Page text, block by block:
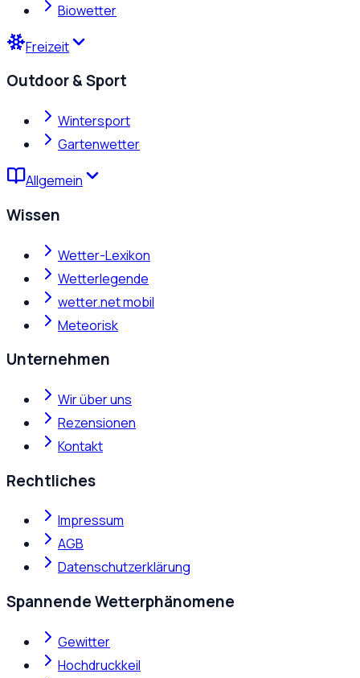
Biowetter
Freizeit
Outdoor & Sport
Wintersport
Gartenwetter
Allgemein
Wissen
Wetter-Lexikon
Wetterlegende
wetter.net mobil
Meteorisk
Unternehmen
Wir über uns
Rezensionen
Kontakt
Rechtliches
Impressum
AGB
Datenschutzerklärung
Spannende Wetterphänomene
Gewitter
Hochdruckkeil